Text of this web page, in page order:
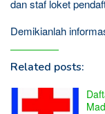
dan staf loket
Demikianlah
Related posts: